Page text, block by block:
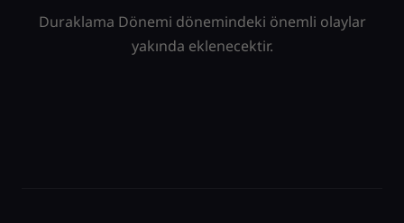
Duraklama Dönemi dönemindeki önemli olaylar
yakında eklenecektir.